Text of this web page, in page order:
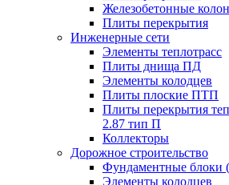
Железобетонные
Плиты перекрытия
Инженерные сети
Элементы теплотрасс
Плиты днища ПД
Элементы колодцев
Плиты плоские ПТП
Плиты перекрытия
2.87 тип П
Коллекторы
Дорожное строительство
Фундаментные
Элементы колодцев